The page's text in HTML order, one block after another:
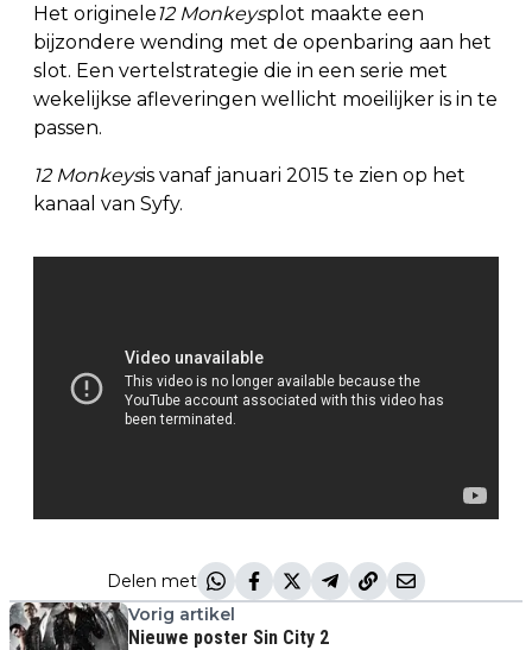
Het originele12 Monkeysplot maakte een
bijzondere wending met de openbaring aan het
slot. Een vertelstrategie die in een serie met
wekelijkse afleveringen wellicht moeilijker is in te
passen.
12 Monkeysis vanaf januari 2015 te zien op het
kanaal van Syfy.
Delen met
Vorig artikel
Nieuwe poster Sin City 2